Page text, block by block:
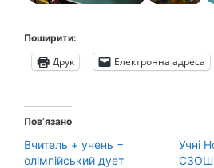
Поширити:
Друк Електронна адреса
Пов’язано
Вчитель + учень =
олімпійський дует
Учні
СЗОШ-